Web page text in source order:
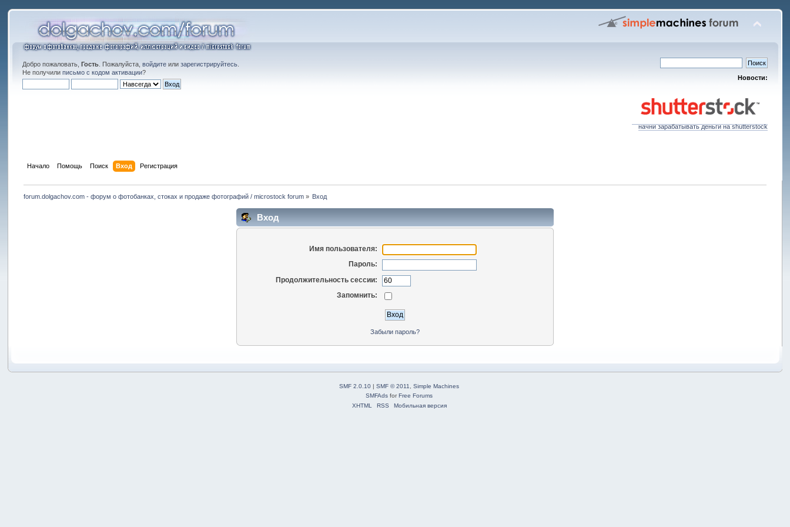
Добро пожаловать,Гость . Пожалуйста,войдите илизарегистрируйтесь
Не получилиписьмо с кодом активации?
Новости:
начни зарабатывать деньги на shutterstock
Начало Помощь Поиск Вход Регистрация
forum.dolgachov.com - форум о фотобанках, стоках и продаже фотографий / microstock forum» Вход
Вход
Имя пользователя:
Пароль:
Продолжительность сессии:
Запомнить:
Забыли пароль?
SMF 2.0.10 |SMF © 2011,Simple Machines
SMFAds for Free Forums
XHTML
RSS Мобильная версия